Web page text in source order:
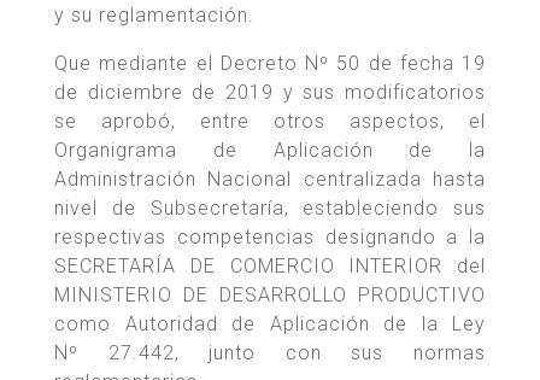
y su reglamentación.
Que mediante el Decreto Nº 50 de fecha 19
de diciembre de 2019 y sus modificatorios
se aprobó, entre otros aspectos, el
Organigrama de Aplicación de la
Administración Nacional centralizada hasta
nivel de Subsecretaría, estableciendo sus
respectivas competencias designando a la
SECRETARÍA DE COMERCIO INTERIOR del
MINISTERIO DE DESARROLLO PRODUCTIVO
como Autoridad de Aplicación de la Ley
Nº 27.442, junto con sus normas